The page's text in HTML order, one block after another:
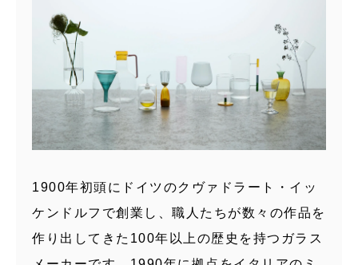
1900年初頭にドイツのクヴァドラート・イッ
ケンドルフで創業し、職人たちが数々の作品を
作り出してきた100年以上の歴史を持つガラス